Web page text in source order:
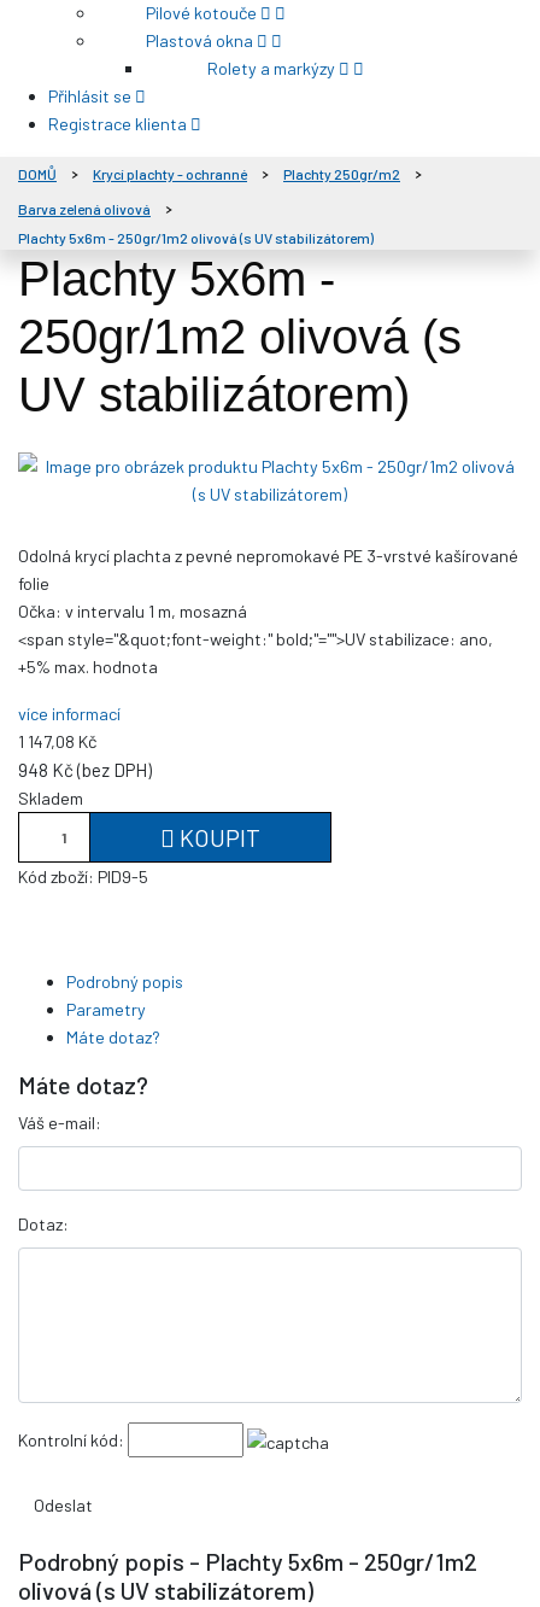
Pilové kotouče
Plastová okna
Rolety a markýzy
Přihlásit se
Registrace klienta
DOMŮ Krycí plachty - ochranné Plachty 250gr/m2
Barva zelená olivová
Plachty 5x6m - 250gr/1m2 olivová (s UV stabilizátorem)
Plachty 5x6m -
250gr/1m2 olivová (s
UV stabilizátorem)
Odolná krycí plachta z pevné nepromokavé PE 3-vrstvé kašírované
folie
Očka: v intervalu 1 m, mosazná
<span style="&quot;font-weight:" bold;"="">UV stabilizace: ano,
+5% max. hodnota
více informací
1 147,08 Kč
948 Kč (bez DPH)
Skladem
KOUPIT
Kód zboží: PID9-5
Podrobný popis
Parametry
Máte dotaz?
Máte dotaz?
Váš e-mail:
Dotaz:
Kontrolní kód:
Podrobný popis - Plachty 5x6m - 250gr/1m2
olivová (s UV stabilizátorem)